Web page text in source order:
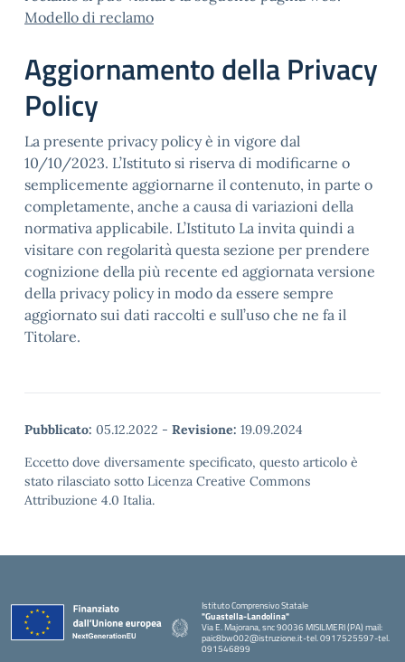
Modello di reclamo
Aggiornamento della Privacy
Policy
La presente privacy policy è in vigore dal
10/10/2023. L’Istituto si riserva di modificarne o
semplicemente aggiornarne il contenuto, in parte o
completamente, anche a causa di variazioni della
normativa applicabile. L’Istituto La invita quindi a
visitare con regolarità questa sezione per prendere
cognizione della più recente ed aggiornata versione
della privacy policy in modo da essere sempre
aggiornato sui dati raccolti e sull’uso che ne fa il
Titolare.
Pubblicato: 05.12.2022 - Revisione: 19.09.2024
Eccetto dove diversamente specificato, questo articolo è
stato rilasciato sotto Licenza Creative Commons
Attribuzione 4.0 Italia.
Istituto Comprensivo Statale
"Guastella-Landolina"
Via E. Majorana, snc 90036 MISILMERI (PA) mail:
paic8bw002@istruzione.it-tel. 0917525597-tel.
091546899